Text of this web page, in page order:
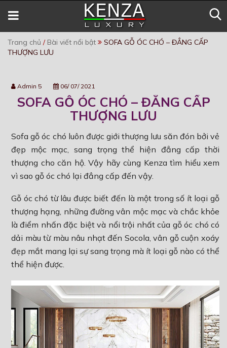
Trang chủ / Bài viết nổi bật
SOFA GỖ ÓC CHÓ – ĐẲNG CẤP
THƯỢNG LƯU
Admin 5 06/ 07/ 2021
SOFA GỖ ÓC CHÓ – ĐẲNG CẤP
THƯỢNG LƯU
Sofa gỗ óc chó luôn được giới thượng lưu săn đón bởi vẻ
đẹp mộc mạc, sang trọng thể hiện đẳng cấp thời
thượng cho căn hộ. Vậy hãy cùng Kenza tìm hiểu xem
vì sao gỗ óc chó lại đẳng cấp đến vậy.
Gỗ óc chó từ lâu được biết đến là một trong số ít loại gỗ
thượng hạng, những đường vân mộc mạc và chắc khỏe
là điểm nhấn đặc biệt và nổi trội nhất của gỗ óc chó có
dải màu từ màu nâu nhạt đến Socola, vân gỗ cuộn xoáy
đẹp mắt mang lại sự sang trọng mà ít loại gỗ nào có thể
thể hiện được.